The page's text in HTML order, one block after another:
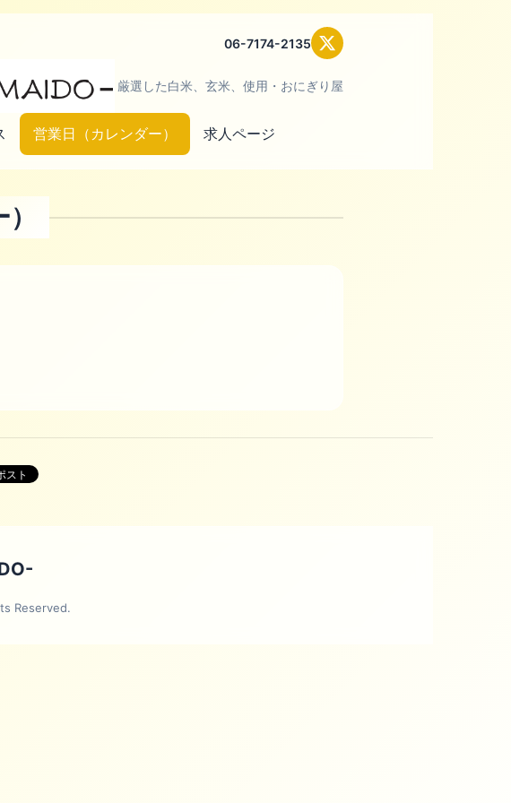
06-7174-2135
厳選した白米、玄米、使用・おにぎり屋
営業日（カレンダー） 求人ページ
Reserved.